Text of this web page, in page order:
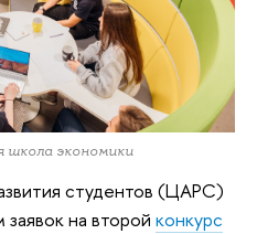
школа экономики
студентов (ЦАРС)
на второй конкурс